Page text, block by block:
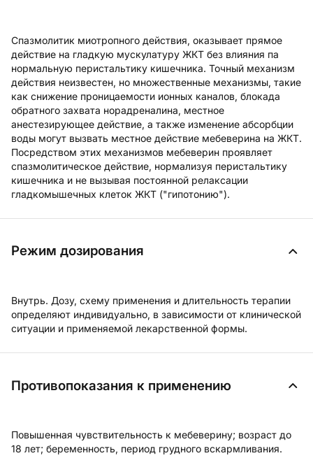
Спазмолитик миотропного действия, оказывает прямое
действие на гладкую мускулатуру ЖКТ без влияния па
нормальную перистальтику кишечника. Точный механизм
действия неизвестен, но множественные механизмы, такие
как снижение проницаемости ионных каналов, блокада
обратного захвата норадреналина, местное
анестезирующее действие, а также изменение абсорбции
воды могут вызвать местное действие мебеверина на ЖКТ.
Посредством этих механизмов мебеверин проявляет
спазмолитическое действие, нормализуя перистальтику
кишечника и не вызывая постоянной релаксации
гладкомышечных клеток ЖКТ ("гипотонию").
Режим дозирования
Внутрь. Дозу, схему применения и длительность терапии
определяют индивидуально, в зависимости от клинической
ситуации и применяемой лекарственной формы.
Противопоказания к применению
Повышенная чувствительность к мебеверину; возраст до
18 лет; беременность, период грудного вскармливания.